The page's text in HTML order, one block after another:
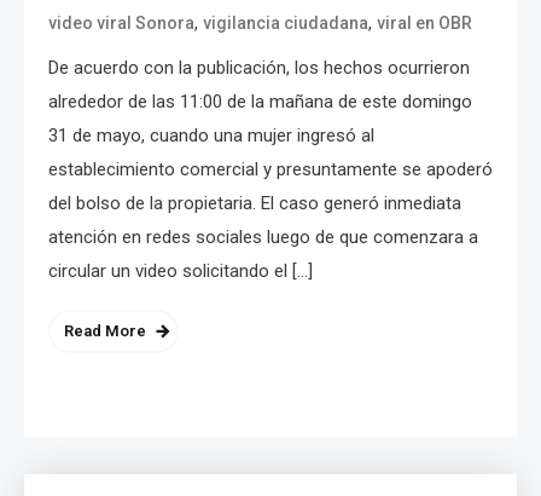
video viral Sonora, vigilancia ciudadana, viral en OBR
De acuerdo con la publicación, los hechos ocurrieron
alrededor de las 11:00 de la mañana de este domingo
31 de mayo, cuando una mujer ingresó al
establecimiento comercial y presuntamente se apoderó
del bolso de la propietaria. El caso generó inmediata
atención en redes sociales luego de que comenzara a
circular un video solicitando el […]
Read More